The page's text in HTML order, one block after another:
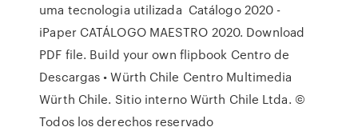
uma tecnologia utilizada Catálogo 2020 -
iPaper CATÁLOGO MAESTRO 2020. Download
PDF file. Build your own flipbook Centro de
Descargas • Würth Chile Centro Multimedia
Würth Chile. Sitio interno Würth Chile Ltda. ©
Todos los derechos reservado